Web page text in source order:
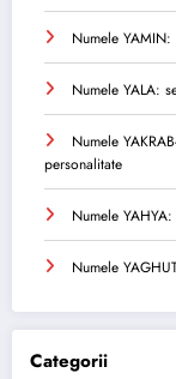
Numele
Numele YALA:
Numele
personalitate
Numele
Numele
Categorii